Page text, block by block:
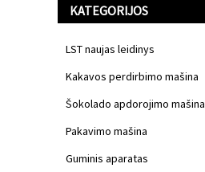
KATEGORIJOS
LST naujas leidinys
Kakavos perdirbimo mašina
Šokolado apdorojimo mašina
Pakavimo mašina
Guminis aparatas